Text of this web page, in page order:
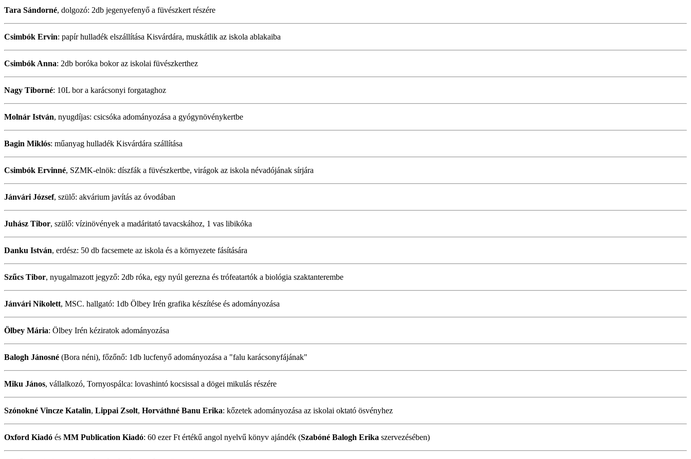
Tara Sándorné, dolgozó: 2db jegenyefenyő a füvészkert részére
Csimbók Ervin: papír hulladék elszállítása Kisvárdára, muskátlik az iskola ablakaiba
Csimbók Anna: 2db boróka bokor az iskolai füvészkerthez
Nagy Tiborné: 10L bor a karácsonyi forgataghoz
Molnár István, nyugdíjas: csicsóka adományozása a gyógynövénykertbe
Bagin Miklós: műanyag hulladék Kisvárdára szállítása
Csimbók Ervinné, SZMK-elnök: díszfák a füvészkertbe, virágok az iskola névadójának sírjára
Jánvári József, szülő: akvárium javítás az óvodában
Juhász Tibor, szülő: vízinövények a madáritató tavacskához, 1 vas libikóka
Danku István, erdész: 50 db facsemete az iskola és a környezete fásítására
Szűcs Tibor, nyugalmazott jegyző: 2db róka, egy nyúl gerezna és trófeatartók a biológia szaktanterembe
Jánvári Nikolett, MSC. hallgató: 1db Ölbey Irén grafika készítése és adományozása
Ölbey Mária: Ölbey Irén kéziratok adományozása
Balogh Jánosné (Bora néni), főzőnő: 1db lucfenyő adományozása a "falu karácsonyfájának"
Miku János, vállalkozó, Tornyospálca: lovashintó kocsissal a dögei mikulás részére
Szónokné Vincze Katalin, Lippai Zsolt, Horváthné Banu Erika: kőzetek adományozása az iskolai oktató ösvényhez
Oxford Kiadó és MM Publication Kiadó: 60 ezer Ft értékű angol nyelvű könyv ajándék (Szabóné Balogh Erika szervezésében)